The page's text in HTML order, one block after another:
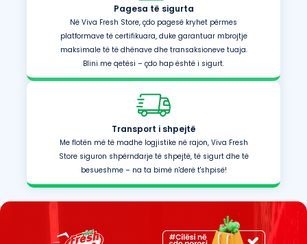
Pagesa të sigurta
Në Viva Fresh Store, çdo pagesë kryhet përmes
platformave të certifikuara, duke garantuar mbrojtje
maksimale të të dhënave dhe transaksioneve tuaja.
Blini me qetësi – çdo hap është i sigurt.
Transport i shpejtë
Me flotën më të madhe logjistike në rajon, Viva Fresh
Store siguron shpërndarje të shpejtë, të sigurt dhe të
besueshme – na ta bimë n'derë t'shpisë!